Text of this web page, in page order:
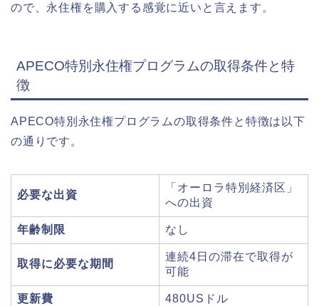
ので、永住権を購入する感覚に近いと言えます。
APECO特別永住権プログラムの取得条件と特
徴
APECO特別永住権プログラムの取得条件と特徴は以下
の通りです。
必要な出資
「オーロラ特別経済区」
への出資
年齢制限 なし
取得に必要な期間
連続4日の滞在で取得が
可能
更新費 480USドル